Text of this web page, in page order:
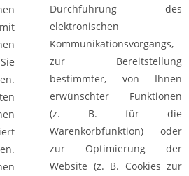
Durchführung des
elektronischen
Kommunikationsvorgangs,
zur Bereitstellung
bestimmter, von Ihnen
erwünschter Funktionen
(z. B. für die
Warenkorbfunktion) oder
zur Optimierung der
Website (z. B. Cookies zur